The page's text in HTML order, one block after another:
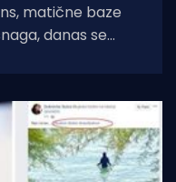
matične baze
danas se